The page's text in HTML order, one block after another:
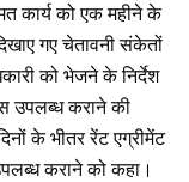
कार्य को एक महीने के
गए चेतावनी संकेतों
को भेजने के निर्देश
उपलब्ध कराने की
के भीतर रेंट एग्रीमेंट
कराने को कहा।